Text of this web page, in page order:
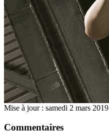
Mise à jour : samedi 2 mars 2019
Commentaires